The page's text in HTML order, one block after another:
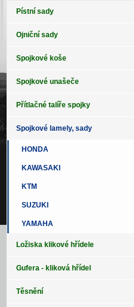
Pístní sady
Ojniční sady
Spojkové koše
Spojkové unašeče
Přítlačné talíře spojky
Spojkové lamely, sady
HONDA
KAWASAKI
KTM
SUZUKI
YAMAHA
Ložiska klikové hřídele
Gufera - kliková hřídel
Těsnění